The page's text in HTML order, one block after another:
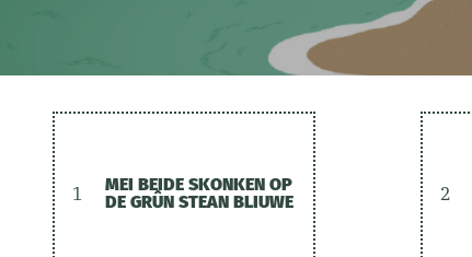
1
MEI BEIDE SKONKEN OP
DE GRÛN STEAN BLIUWE
2